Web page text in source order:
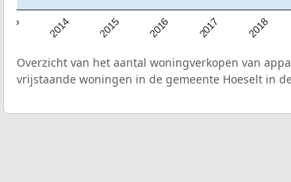
2014 2015 2016 2017 2018
Overzicht van het aantal woningverkopen van
vrijstaande woningen in de gemeente Hoeselt in